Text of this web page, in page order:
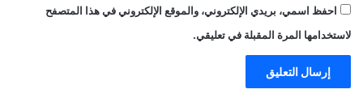
احفظ اسمي، بريدي الإلكتروني، والموقع الإلكتروني في هذا المتصفح
لاستخدامها المرة المقبلة في تعليقي.